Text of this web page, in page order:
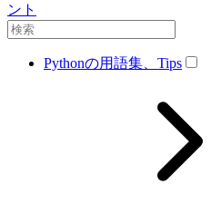
ント
Pythonの用語集、Tips